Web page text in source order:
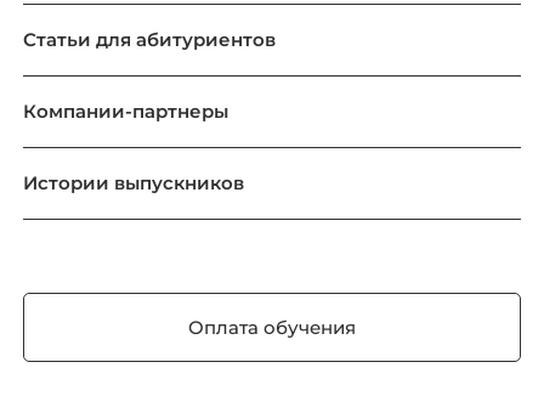
Статьи для абитуриентов
Компании-партнеры
Истории выпускников
Оплата обучения